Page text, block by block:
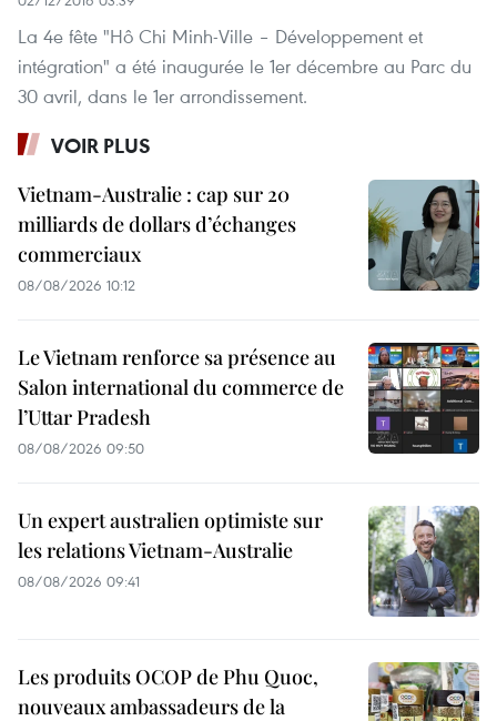
La 4e fête "Hô Chi Minh-Ville – Développement et
intégration" a été inaugurée le 1er décembre au Parc du
30 avril, dans le 1er arrondissement.
VOIR PLUS
Vietnam-Australie : cap sur 20
milliards de dollars d’échanges
commerciaux
08/08/2026 10:12
Le Vietnam renforce sa présence au
Salon international du commerce de
l’Uttar Pradesh
08/08/2026 09:50
Un expert australien optimiste sur
les relations Vietnam-Australie
08/08/2026 09:41
Les produits OCOP de Phu Quoc,
nouveaux ambassadeurs de la